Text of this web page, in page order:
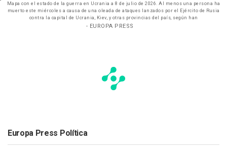
Mapa con el estado de la guerra en Ucrania a 8 de julio de 2026. Al menos una persona ha
muerto este miércoles a causa de una oleada de ataques lanzados por el Ejército de Rusia
contra la capital de Ucrania, Kiev, y otras provincias del país, según han
- EUROPA PRESS
Europa Press Política